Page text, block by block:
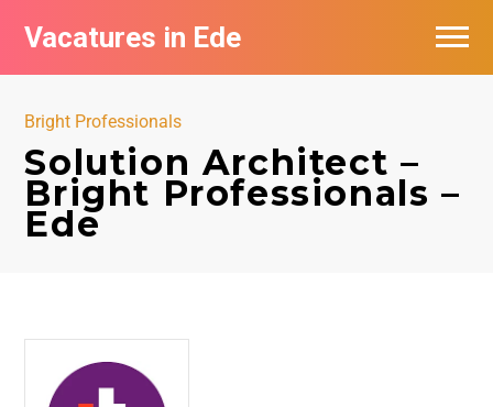
Vacatures in Ede
Bright Professionals
Solution Architect –
Bright Professionals –
Ede
Vacatures bij bedrijven in Ede